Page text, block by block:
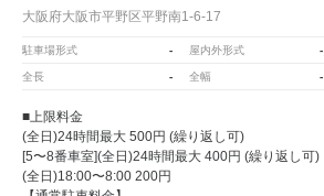
大阪府大阪市平野区平野南1-6-17
駐車場形式 - 屋内外形式 -
全長 - 全幅 -
■上限料金
(全日)24時間最大 500円 (繰り返し可)
[5〜8番車室](全日)24時間最大 400円 (繰り返し可)
(全日)18:00〜8:00 200円